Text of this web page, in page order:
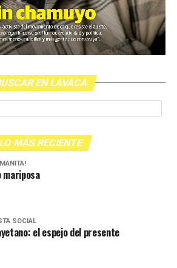
extractivismo/proyecto-litio-el-
animal-y-humano-cuando-el-
a-desaparecer/
cara-video/EN LAVACA
LO MÁS RECIENTE
mariposa
SOCIAL
el espejo del presente